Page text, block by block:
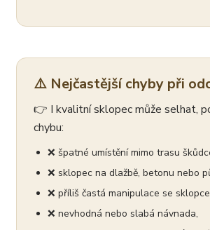
⚠️ Nejčastější chyby při
👉 I kvalitní sklopec může selhat,
chybu:
❌ špatné umístění mimo trasu
❌ sklopec na dlažbě, betonu nebo
❌ příliš častá manipulace se
❌ nevhodná nebo slabá návnada,